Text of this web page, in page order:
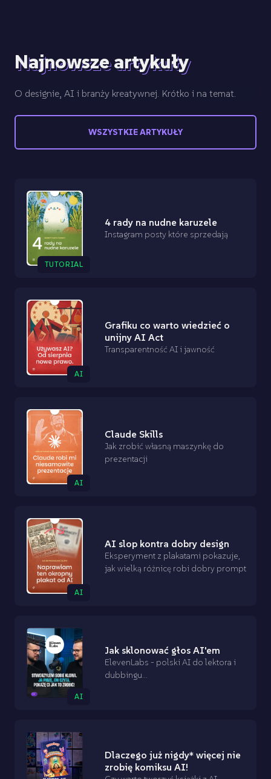
Najnowsze artykuły
O designie, AI i branży kreatywnej. Krótko i na temat.
WSZYSTKIE ARTYKUŁY
TUTORIAL
4 rady na nudne karuzele
Instagram posty które sprzedają
AI
Grafiku co warto wiedzieć o
unijny AI Act
Transparentność AI i jawność
AI
Claude Skills
Jak zrobić własną maszynkę do
prezentacji
AI
AI slop kontra dobry design
Eksperyment z plakatami pokazuje,
jak wielką różnicę robi dobry prompt
AI
Jak sklonować głos AI'em
ElevenLabs - polski AI do lektora i
dubbingu...
Dlaczego już nigdy* więcej nie
zrobię komiksu AI!